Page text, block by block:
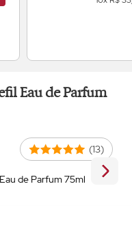
Eau de Parfum
(13)